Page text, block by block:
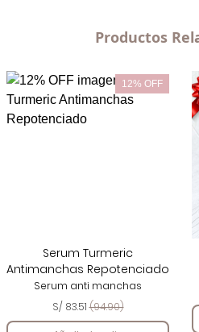
Productos
12% OFF
Serum Turmeric
Antimanchas Repotenciado
Serum anti manchas
S/ 83.51(94.90)